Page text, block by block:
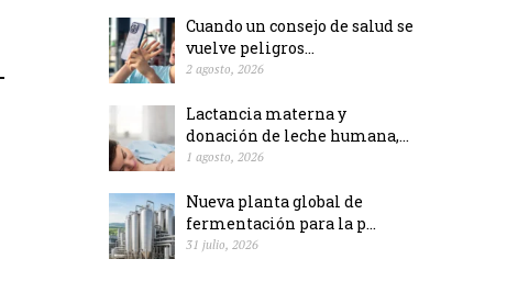
Cuando un consejo de salud se
vuelve peligros...
2 agosto, 2026
Lactancia materna y
donación de leche humana,...
1 agosto, 2026
Nueva planta global de
fermentación para la p...
31 julio, 2026